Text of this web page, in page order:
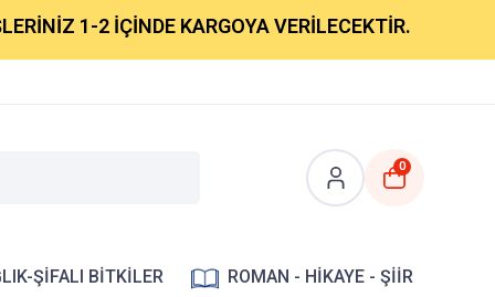
1-2 İÇİNDE KARGOYA VERİLECEKTİR.
0
ŞİFALI BİTKİLER ROMAN - HİKAYE - ŞİİR